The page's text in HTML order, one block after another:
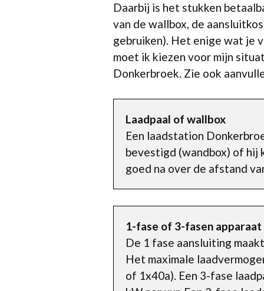
Daarbij is het stukken
van de wallbox, de
gebruiken). Het enige wat je
moet ik kiezen voor mijn
Donkerbroek. Zie ook
Laadpaal of wallbox
Een laadstation
bevestigd (wandbox) of hij
goed na over de afstand
1-fase of 3-fasen apparaat
De 1 fase aansluiting
Het maximale
of 1x40a). Een 3-fase